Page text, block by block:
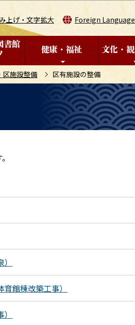
上げ・文字拡大 Foreign Language
区施設整備 区有施設の整備
館棟改築工事）